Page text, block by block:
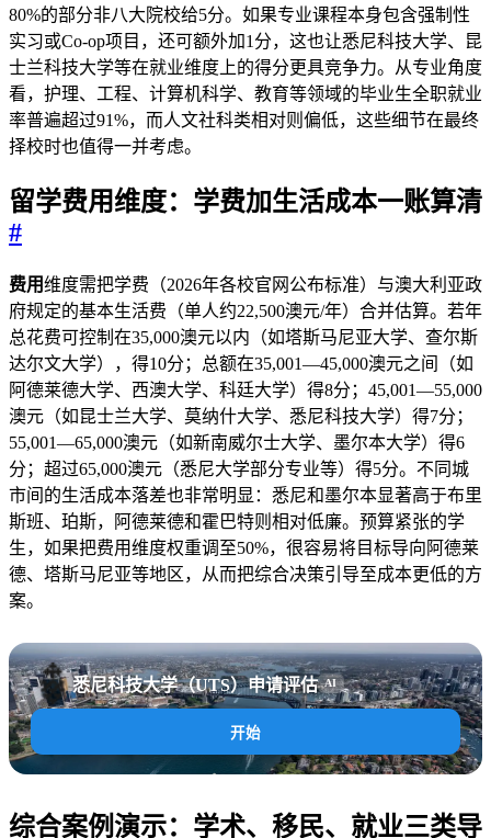
80%的部分非八大院校给5分。如果专业课程本身包含强制性
实习或Co-op项目，还可额外加1分，这也让悉尼科技大学、昆
士兰科技大学等在就业维度上的得分更具竞争力。从专业角度
看，护理、工程、计算机科学、教育等领域的毕业生全职就业
率普遍超过91%，而人文社科类相对则偏低，这些细节在最终
择校时也值得一并考虑。
留学费用维度：学费加生活成本一账算清
#
费用维度需把学费（2026年各校官网公布标准）与澳大利亚政
府规定的基本生活费（单人约22,500澳元/年）合并估算。若年
总花费可控制在35,000澳元以内（如塔斯马尼亚大学、查尔斯
达尔文大学），得10分；总额在35,001—45,000澳元之间（如
阿德莱德大学、西澳大学、科廷大学）得8分；45,001—55,000
澳元（如昆士兰大学、莫纳什大学、悉尼科技大学）得7分；
55,001—65,000澳元（如新南威尔士大学、墨尔本大学）得6
分；超过65,000澳元（悉尼大学部分专业等）得5分。不同城
市间的生活成本落差也非常明显：悉尼和墨尔本显著高于布里
斯班、珀斯，阿德莱德和霍巴特则相对低廉。预算紧张的学
生，如果把费用维度权重调至50%，很容易将目标导向阿德莱
德、塔斯马尼亚等地区，从而把综合决策引导至成本更低的方
案。
悉尼科技大学（UTS）申请评估 AI
开始
综合案例演示：学术、移民、就业三类导